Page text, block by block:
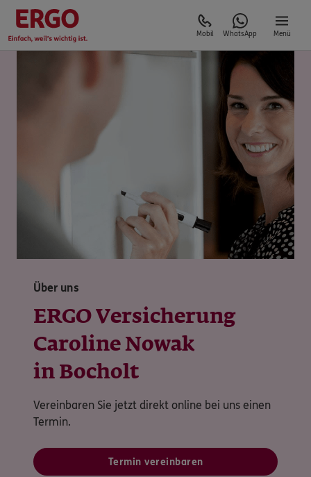
Mobil WhatsApp Menü
Über uns
ERGO Versicherung
Caroline Nowak
in Bocholt
Vereinbaren Sie jetzt direkt online bei uns einen
Termin.
Termin vereinbaren